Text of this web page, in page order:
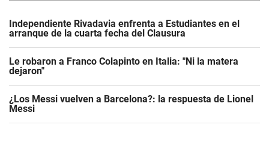
Independiente Rivadavia enfrenta a Estudiantes en el
arranque de la cuarta fecha del Clausura
Le robaron a Franco Colapinto en Italia: "Ni la matera
dejaron"
¿Los Messi vuelven a Barcelona?: la respuesta de Lionel
Messi